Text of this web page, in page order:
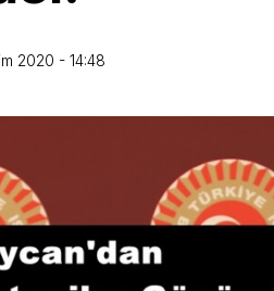
2020 - 14:48